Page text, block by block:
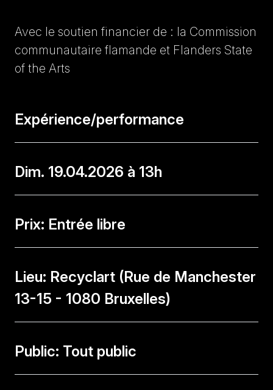
Avec le soutien financier de : la Commission
communautaire flamande et Flanders State
of the Arts
Expérience/performance
Dim. 19.04.2026 à 13h
Prix: Entrée libre
Lieu: Recyclart (Rue de Manchester
13-15 - 1080 Bruxelles)
Public: Tout public